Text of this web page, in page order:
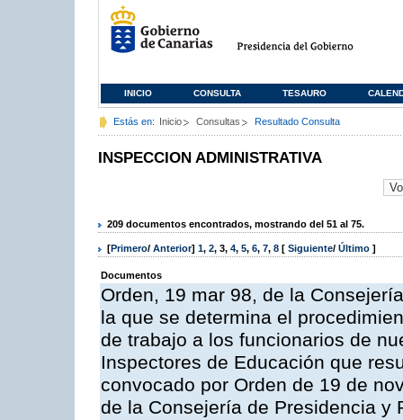
INICIO CONSULTA TESAURO
Estás en: Inicio Consultas Resultado Consulta
INSPECCION ADMINISTRATIVA
209 documentos encontrados, mostrando del 51 al 75.
[Primero/ Anterior] 1, 2, 3, 4, 5, 6, 7, 8 [ Siguiente/ Último ]
Documentos
Orden, 19 mar 98, de la
la que se determina el
de trabajo a los funcionarios de
Inspectores de Educación que
convocado por Orden de 19 de
de la Consejería de Presidencia y